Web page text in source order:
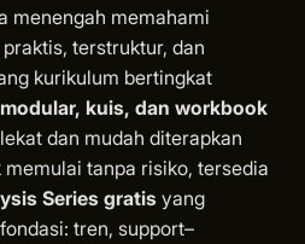
menengah memahami
terstruktur, dan
kurikulum bertingkat
kuis, dan workbook
dan mudah diterapkan
memulai tanpa risiko, tersedia
Series gratis yang
tren, support–